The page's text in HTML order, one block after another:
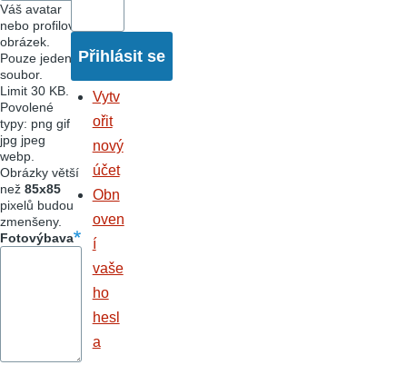
Váš avatar
nebo profilový
obrázek.
Pouze jeden
soubor.
Limit 30 KB.
Povolené
typy: png gif
jpg jpeg
webp.
Obrázky větší
než 85x85
pixelů budou
zmenšeny.
Fotovýbava
Vytv
ořit
nový
účet
Obn
oven
í
vaše
ho
hesl
a